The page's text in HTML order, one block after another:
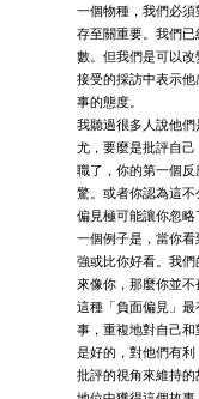
一個物種，我們必
存至關重要。我們
數。但我們是可以
接受的採訪中表示
事的態度。
我聽過很多人說他
尤，要麼是批評自
職了，你的第一個
驚。或者你認為這
偏見極可能讓你忽
一個例子是，當你
強或比你好看。我
來像你，那麼你並不
這種「負面偏見」
事，重複地對自己
是好的，對他們有
批評的視角來維持